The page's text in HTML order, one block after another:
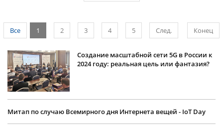
1 2 3 4 5 След. Конец
Все
Создание масштабной сети 5G в России к
2024 году: реальная цель или фантазия?
Митап по случаю Всемирного дня Интернета вещей - IoT Day